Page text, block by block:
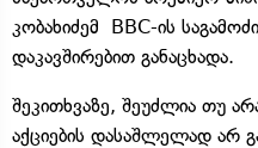
კობახიძემ BBC-ის
დაკავშირებით განაცხადა.
შეკითხვაზე, შეუძლია თუ
აქციების დასაშლელად არ